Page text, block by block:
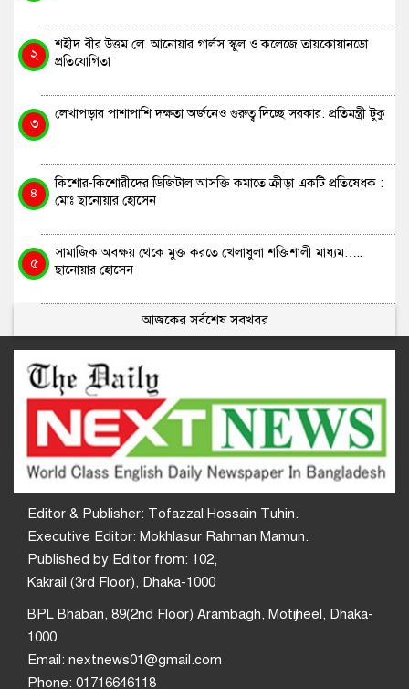
২
শহীদ বীর উত্তম লে. আনোয়ার গার্লস স্কুল ও কলেজে তায়কোয়ানডো
প্রতিযোগিতা
৩
লেখাপড়ার পাশাপাশি দক্ষতা অর্জনেও গুরুত্ব দিচ্ছে সরকার: প্রতিমন্ত্রী টুকু
৪
কিশোর-কিশোরীদের ডিজিটাল আসক্তি কমাতে ক্রীড়া একটি প্রতিষেধক :
মোঃ ছানোয়ার হোসেন
৫
সামাজিক অবক্ষয় থেকে মুক্ত করতে খেলাধুলা শক্তিশালী মাধ্যম…..
ছানোয়ার হোসেন
আজকের সর্বশেষ সবখবর
Editor & Publisher: Tofazzal Hossain Tuhin.
Executive Editor: Mokhlasur Rahman Mamun.
Published by Editor from: 102,
Kakrail (3rd Floor), Dhaka-1000
BPL Bhaban, 89(2nd Floor) Arambagh, Motijheel, Dhaka-
1000
Email: nextnews01@gmail.com
Phone: 01716646118